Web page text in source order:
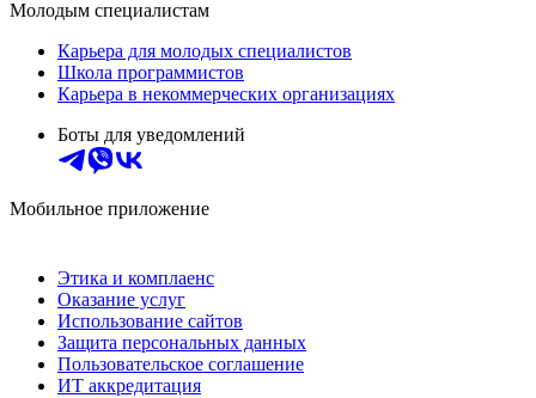
Молодым специалистам
Карьера для молодых специалистов
Школа программистов
Карьера в некоммерческих организациях
Боты для уведомлений
Мобильное приложение
Этика и комплаенс
Оказание услуг
Использование сайтов
Защита персональных данных
Пользовательское соглашение
ИТ аккредитация